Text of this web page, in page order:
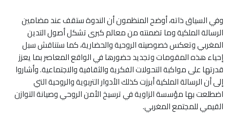
وفي السياق ذاته، أوضح المنظمون أن الندوة ستقف عند مضامين
الرسالة الملكية وما تضمنته من معالم كبرى تشكل أصول التدين
المغربي وتعكس خصوصيته الروحية والحضارية، كما ستناقش سبل
إحياء هذه المقومات وتجديد حضورها في الواقع المعاصر بما يعزز
قدرتها على مواكبة التحولات الفكرية والثقافية والاجتماعية. وأشاروا
إلى أن الرسالة الملكية أبرزت كذلك الأدوار التربوية والروحية التي
اضطلعت بها مؤسسة الزاوية في ترسيخ الأمن الروحي وصيانة التوازن
القيمي للمجتمع المغربي.